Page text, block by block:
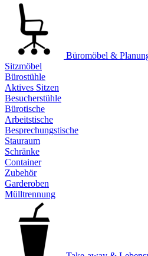
Büromöbel &
Sitzmöbel
Bürostühle
Aktives Sitzen
Besucherstühle
Bürotische
Arbeitstische
Besprechungstische
Stauraum
Schränke
Container
Zubehör
Garderoben
Mülltrennung